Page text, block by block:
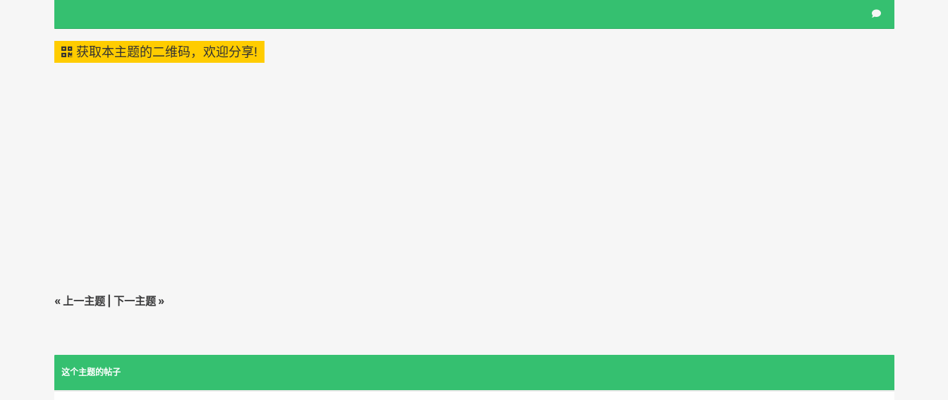
获取本主题的二维码，欢迎分享!
« 上一主题| 下一主题»
这个主题的帖子